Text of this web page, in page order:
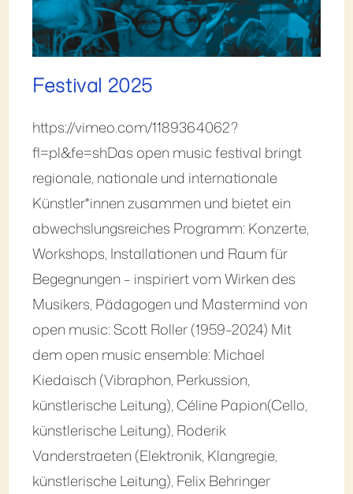
Festival 2025
https://vimeo.com/1189364062?
fl=pl&fe=shDas open music festival bringt
regionale, nationale und internationale
Künstler*innen zusammen und bietet ein
abwechslungsreiches Programm: Konzerte,
Workshops, Installationen und Raum für
Begegnungen – inspiriert vom Wirken des
Musikers, Pädagogen und Mastermind von
open music: Scott Roller (1959–2024) Mit
dem open music ensemble: Michael
Kiedaisch (Vibraphon, Perkussion,
künstlerische Leitung), Céline Papion(Cello,
künstlerische Leitung), Roderik
Vanderstraeten (Elektronik, Klangregie,
künstlerische Leitung), Felix Behringer